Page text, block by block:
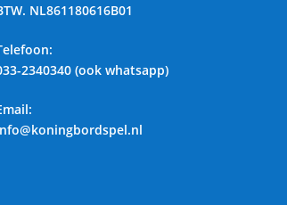
NL861180616B01
:
2340340 (ook whatsapp)